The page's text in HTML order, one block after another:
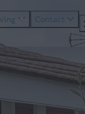
Contact